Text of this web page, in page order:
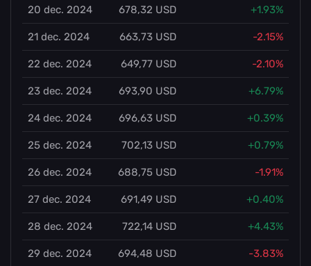
20 dec. 2024 678,32 USD +1.93%
21 dec. 2024 663,73 USD -2.15%
22 dec. 2024 649,77 USD -2.10%
23 dec. 2024 693,90 USD +6.79%
24 dec. 2024 696,63 USD +0.39%
25 dec. 2024 702,13 USD +0.79%
26 dec. 2024 688,75 USD -1.91%
27 dec. 2024 691,49 USD +0.40%
28 dec. 2024 722,14 USD +4.43%
29 dec. 2024 694,48 USD -3.83%